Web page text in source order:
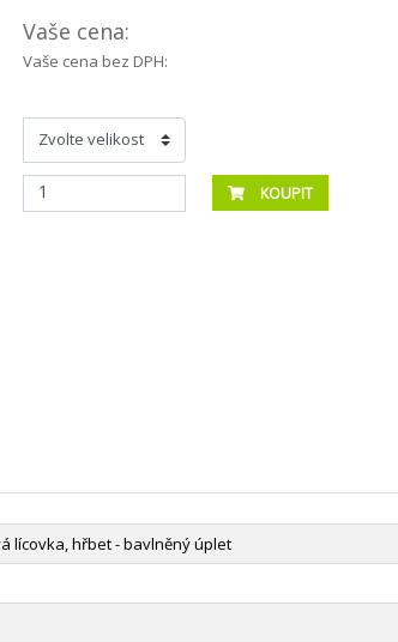
Vaše cena:
Vaše cena bez DPH:
KOUPIT
lícovka, hřbet - bavlněný úplet